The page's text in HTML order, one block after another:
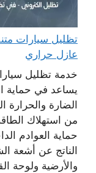
عازل حراري
خدمة تظليل
يساعد في حماية
الضارة والحرارة
من استهلاك
حماية العوادم
الناتج عن أشعة
والأرضية ولوحة